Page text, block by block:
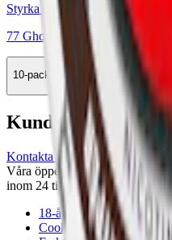
Styrka Extra Stark · Mini
77 Ghost Mini Cola Ice 5
10-pack
329,90 kr
Köp
Kundservice
Kontakta oss
Våra öppettider är: Alla dagar
inom 24 timmar på vardagar.
18-årsgräns
Cookiepolicy